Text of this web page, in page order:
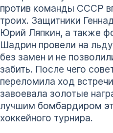
против команды СССР
троих. Защитники
Юрий Ляпкин, а также
Шадрин провели на
без замен и не
забить. После чего
переломила ход
завоевала золотые
лучшим бомбардиром
хоккейного турнира.